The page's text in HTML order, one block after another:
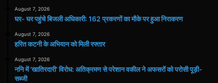
August 7, 2026
घर- घर पहुंचे बिजली अधिकारी: 162 प्रकरणों का मौके पर हुआ निराकरण
August 7, 2026
हरित कटनी के अभियान को मिली रफ्तार
August 7, 2026
ननि में ‘खातिरदारी’ विरोध: अतिक्रमण से परेशान वकील ने अफसरों को परोसी पूड़ी-
सब्जी